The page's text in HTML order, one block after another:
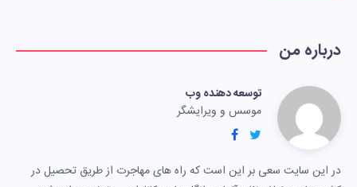
درباره من
توسعه دهنده وب
موسس و ویرایشگر
در این سایت سعی بر این است که راه های مهاجرت از طریق تحصیل در